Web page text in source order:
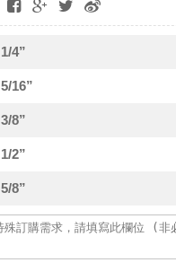
1/4”
5/16”
3/8”
1/2”
5/8”